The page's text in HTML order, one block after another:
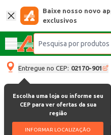
Baixe nosso novo
exclusivos
Entregue no CEP: 02170-901
Escolha uma loja ou informe seu
CEP para ver ofertas da sua
região
INFORMAR LOCALIZAÇÃO